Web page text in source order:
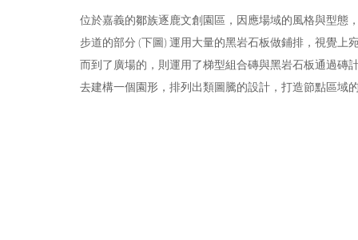
位於嘉義的鄒族逐鹿文創園區，因應場域的風格與型態
步道的部分 (下圖) 運用大量的黑岩石板做鋪排，視覺上
而到了廣場的，則運用了梯型組合磚與黑岩石板通過磚
去建構一個園形，排列出類圖騰的設計，打造節點區域